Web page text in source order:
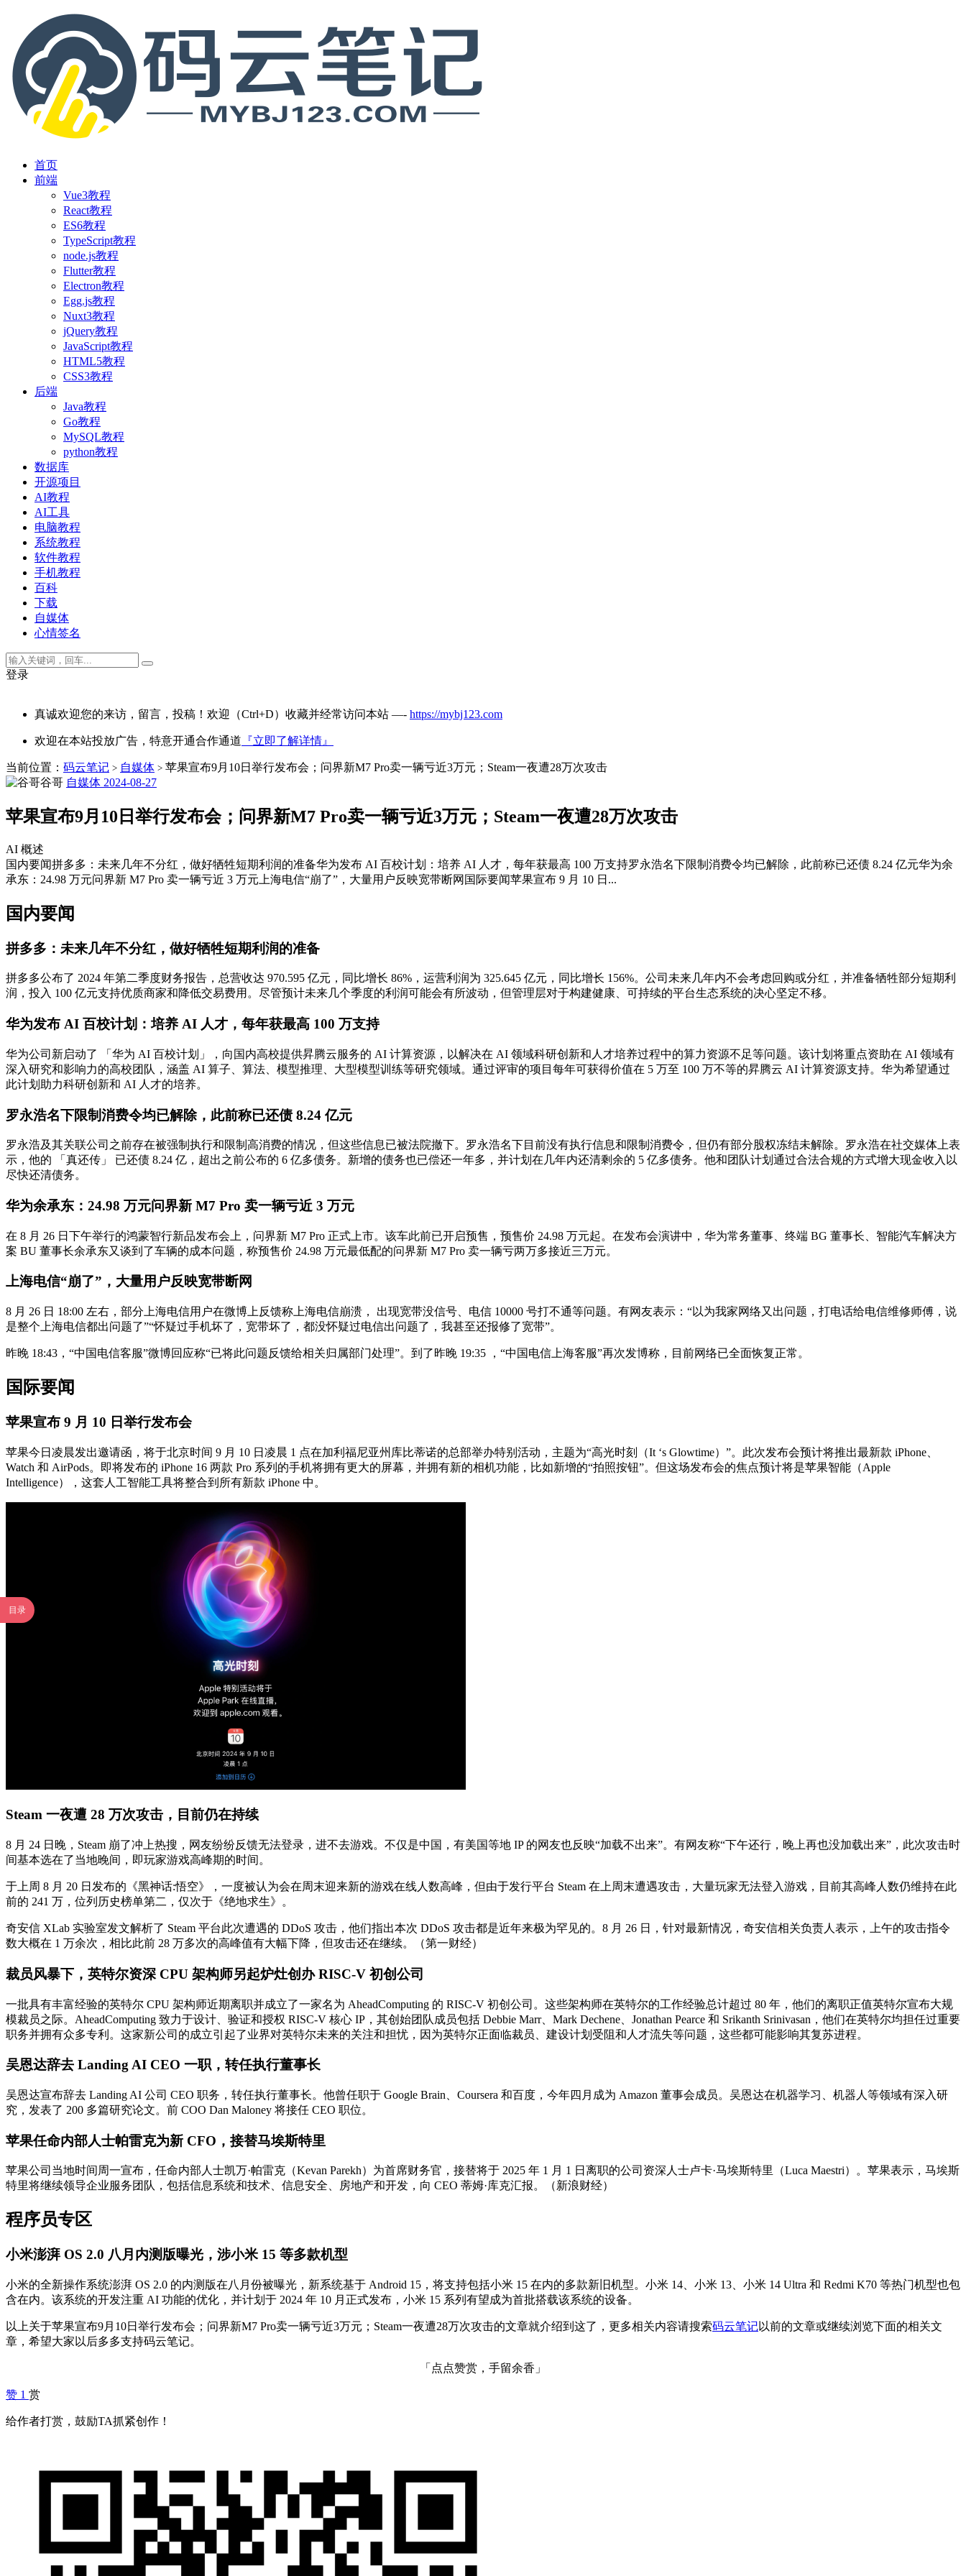
首页
前端
Vue3教程
React教程
ES6教程
TypeScript教程
node.js教程
Flutter教程
Electron教程
Egg.js教程
Nuxt3教程
jQuery教程
JavaScript教程
HTML5教程
CSS3教程
后端
Java教程
Go教程
MySQL教程
python教程
数据库
开源项目
AI教程
AI工具
电脑教程
系统教程
软件教程
手机教程
百科
下载
自媒体
心情签名
登录
真诚欢迎您的来访，留言，投稿！欢迎（Ctrl+D）收藏并经常访问本站 —- https://mybj123.com
欢迎在本站投放广告，特意开通合作通道 『立即了解详情』
当前位置： 码云笔记 > 自媒体 > 苹果宣布9月10日举行发布会；问界新M7 Pro卖一辆亏近3万元；Steam一夜遭28万次攻击
谷哥 自媒体 2024-08-27
苹果宣布9月10日举行发布会；问界新M7 Pro卖一辆亏近3万元；Steam一夜遭28万次攻击
AI 概述
国内要闻拼多多：未来几年不分红，做好牺牲短期利润的准备华为发布 AI 百校计划：培养 AI 人才，每年获最高 100 万支持罗永浩名下限制消费令均已解除，此前称已还债 8.24 亿元华为余
承东：24.98 万元问界新 M7 Pro 卖一辆亏近 3 万元上海电信“崩了”，大量用户反映宽带断网国际要闻苹果宣布 9 月 10 日...
目录
国内要闻
拼多多：未来几年不分红，做好牺牲短期利润的准备
拼多多公布了 2024 年第二季度财务报告，总营收达 970.595 亿元，同比增长 86%，运营利润为 325.645 亿元，同比增长 156%。公司未来几年内不会考虑回购或分红，并准备牺牲部分短期利
润，投入 100 亿元支持优质商家和降低交易费用。尽管预计未来几个季度的利润可能会有所波动，但管理层对于构建健康、可持续的平台生态系统的决心坚定不移。
华为发布 AI 百校计划：培养 AI 人才，每年获最高 100 万支持
华为公司新启动了 「华为 AI 百校计划」，向国内高校提供昇腾云服务的 AI 计算资源，以解决在 AI 领域科研创新和人才培养过程中的算力资源不足等问题。该计划将重点资助在 AI 领域有
深入研究和影响力的高校团队，涵盖 AI 算子、算法、模型推理、大型模型训练等研究领域。通过评审的项目每年可获得价值在 5 万至 100 万不等的昇腾云 AI 计算资源支持。华为希望通过
此计划助力科研创新和 AI 人才的培养。
罗永浩名下限制消费令均已解除，此前称已还债 8.24 亿元
罗永浩及其关联公司之前存在被强制执行和限制高消费的情况，但这些信息已被法院撤下。罗永浩名下目前没有执行信息和限制消费令，但仍有部分股权冻结未解除。罗永浩在社交媒体上表
示，他的 「真还传」 已还债 8.24 亿，超出之前公布的 6 亿多债务。新增的债务也已偿还一年多，并计划在几年内还清剩余的 5 亿多债务。他和团队计划通过合法合规的方式增大现金收入以
尽快还清债务。
华为余承东：24.98 万元问界新 M7 Pro 卖一辆亏近 3 万元
在 8 月 26 日下午举行的鸿蒙智行新品发布会上，问界新 M7 Pro 正式上市。该车此前已开启预售，预售价 24.98 万元起。在发布会演讲中，华为常务董事、终端 BG 董事长、智能汽车解决方
案 BU 董事长余承东又谈到了车辆的成本问题，称预售价 24.98 万元最低配的问界新 M7 Pro 卖一辆亏两万多接近三万元。
上海电信“崩了”，大量用户反映宽带断网
8 月 26 日 18:00 左右，部分上海电信用户在微博上反馈称上海电信崩溃， 出现宽带没信号、电信 10000 号打不通等问题。有网友表示：“以为我家网络又出问题，打电话给电信维修师傅，说
是整个上海电信都出问题了”“怀疑过手机坏了，宽带坏了，都没怀疑过电信出问题了，我甚至还报修了宽带”。
昨晚 18:43，“中国电信客服”微博回应称“已将此问题反馈给相关归属部门处理”。到了昨晚 19:35 ，“中国电信上海客服”再次发博称，目前网络已全面恢复正常。
国际要闻
苹果宣布 9 月 10 日举行发布会
苹果今日凌晨发出邀请函，将于北京时间 9 月 10 日凌晨 1 点在加利福尼亚州库比蒂诺的总部举办特别活动，主题为“高光时刻（It ‘s Glowtime）”。此次发布会预计将推出最新款 iPhone、
Watch 和 AirPods。即将发布的 iPhone 16 两款 Pro 系列的手机将拥有更大的屏幕，并拥有新的相机功能，比如新增的“拍照按钮”。但这场发布会的焦点预计将是苹果智能（Apple
Intelligence），这套人工智能工具将整合到所有新款 iPhone 中。
Steam 一夜遭 28 万次攻击，目前仍在持续
8 月 24 日晚，Steam 崩了冲上热搜，网友纷纷反馈无法登录，进不去游戏。不仅是中国，有美国等地 IP 的网友也反映“加载不出来”。有网友称“下午还行，晚上再也没加载出来”，此次攻击时
间基本选在了当地晚间，即玩家游戏高峰期的时间。
于上周 8 月 20 日发布的《黑神话:悟空》，一度被认为会在周末迎来新的游戏在线人数高峰，但由于发行平台 Steam 在上周末遭遇攻击，大量玩家无法登入游戏，目前其高峰人数仍维持在此
前的 241 万，位列历史榜单第二，仅次于《绝地求生》。
奇安信 XLab 实验室发文解析了 Steam 平台此次遭遇的 DDoS 攻击，他们指出本次 DDoS 攻击都是近年来极为罕见的。8 月 26 日，针对最新情况，奇安信相关负责人表示，上午的攻击指令
数大概在 1 万余次，相比此前 28 万多次的高峰值有大幅下降，但攻击还在继续。（第一财经）
裁员风暴下，英特尔资深 CPU 架构师另起炉灶创办 RISC-V 初创公司
一批具有丰富经验的英特尔 CPU 架构师近期离职并成立了一家名为 AheadComputing 的 RISC-V 初创公司。这些架构师在英特尔的工作经验总计超过 80 年，他们的离职正值英特尔宣布大规
模裁员之际。AheadComputing 致力于设计、验证和授权 RISC-V 核心 IP，其创始团队成员包括 Debbie Marr、Mark Dechene、Jonathan Pearce 和 Srikanth Srinivasan，他们在英特尔均担任过重要
职务并拥有众多专利。这家新公司的成立引起了业界对英特尔未来的关注和担忧，因为英特尔正面临裁员、建设计划受阻和人才流失等问题，这些都可能影响其复苏进程。
吴恩达辞去 Landing AI CEO 一职，转任执行董事长
吴恩达宣布辞去 Landing AI 公司 CEO 职务，转任执行董事长。他曾任职于 Google Brain、Coursera 和百度，今年四月成为 Amazon 董事会成员。吴恩达在机器学习、机器人等领域有深入研
究，发表了 200 多篇研究论文。前 COO Dan Maloney 将接任 CEO 职位。
苹果任命内部人士帕雷克为新 CFO，接替马埃斯特里
苹果公司当地时间周一宣布，任命内部人士凯万·帕雷克（Kevan Parekh）为首席财务官，接替将于 2025 年 1 月 1 日离职的公司资深人士卢卡·马埃斯特里（Luca Maestri）。苹果表示，马埃斯
特里将继续领导企业服务团队，包括信息系统和技术、信息安全、房地产和开发，向 CEO 蒂姆·库克汇报。（新浪财经）
程序员专区
小米澎湃 OS 2.0 八月内测版曝光，涉小米 15 等多款机型
小米的全新操作系统澎湃 OS 2.0 的内测版在八月份被曝光，新系统基于 Android 15，将支持包括小米 15 在内的多款新旧机型。小米 14、小米 13、小米 14 Ultra 和 Redmi K70 等热门机型也包
含在内。该系统的开发注重 AI 功能的优化，并计划于 2024 年 10 月正式发布，小米 15 系列有望成为首批搭载该系统的设备。
以上关于苹果宣布9月10日举行发布会；问界新M7 Pro卖一辆亏近3万元；Steam一夜遭28万次攻击的文章就介绍到这了，更多相关内容请搜索码云笔记以前的文章或继续浏览下面的相关文
章，希望大家以后多多支持码云笔记。
「点点赞赏，手留余香」
赞 1 赏
给作者打赏，鼓励TA抓紧创作！